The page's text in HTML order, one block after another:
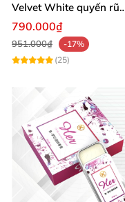
Velvet White quyến rũ
mạnh chai lớn
790.000₫
951.000₫
-17%
(25)